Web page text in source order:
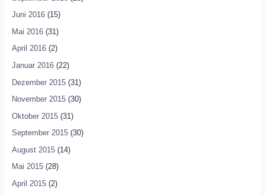
Juni 2016(15)
Mai 2016(31)
April 2016(2)
Januar 2016(22)
Dezember 2015(31)
November 2015(30)
Oktober 2015(31)
September 2015(30)
August 2015(14)
Mai 2015(28)
April 2015(2)